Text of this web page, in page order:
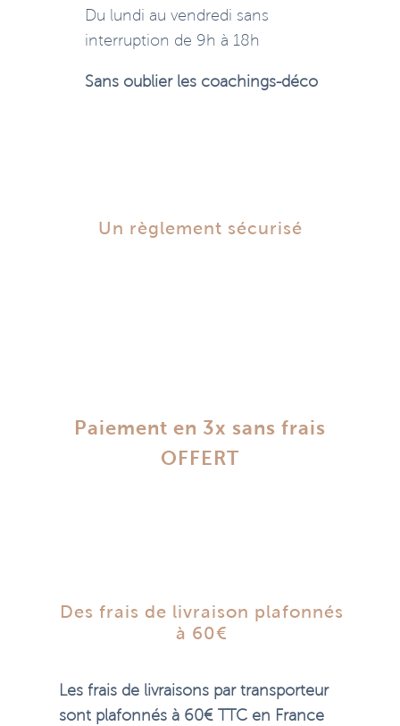
Du lundi au vendredi sans
interruption de 9h à 18h
Sans oublier les coachings-déco
Un règlement sécurisé
Paiement en 3x sans frais
OFFERT
Des frais de livraison plafonnés
à 60€
Les frais de livraisons par transporteur
sont plafonnés à 60€ TTC en France